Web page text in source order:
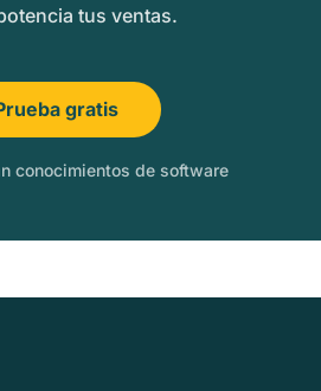
tus ventas.
gratis
conocimientos de software